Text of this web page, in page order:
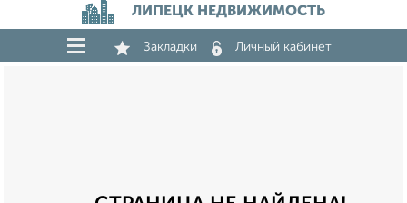
ЛИПЕЦК НЕДВИЖИМОСТЬ
Закладки Личный кабинет